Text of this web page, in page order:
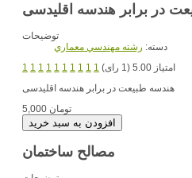
در برابر هندسه اقلیدسی
توضیحات
دسته: رشته مهندسي معماري
1 1 1 1 1 1 1 1 1 1
امتیاز 5.00 (1 رای)
هندسه طبیعت در برابر هندسه اقلیدسی
5,000 تومان
مصالح ساختمان